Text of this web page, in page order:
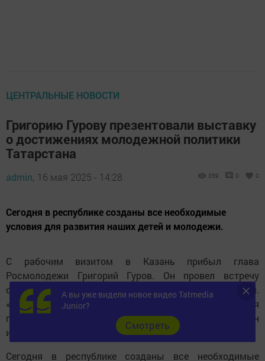
ЦЕНТРАЛЬНЫЕ НОВОСТИ
Григорию Гурову презентовали выставку
о достижениях молодежной политики
Татарстана
admin, 16 мая 2025 - 14:28 359 0 0
Сегодня в республике созданы все необходимые
условия для развития наших детей и молодежи.
С рабочим визитом в Казань прибыл глава
Росмолодежи Григорий Гуров. Он провел встречу
с Раисом Татарстана Рустамом Миннихановым.
«Молодежная политика всегда была и остается
приоритетом в нашей работе. Татарстан — один
из лидеров по эффективности её реализации в стране.
Сегодня в республике созданы все необходимые
А вы уже видели новое видео Tatmedia
Junior?
Cмотреть